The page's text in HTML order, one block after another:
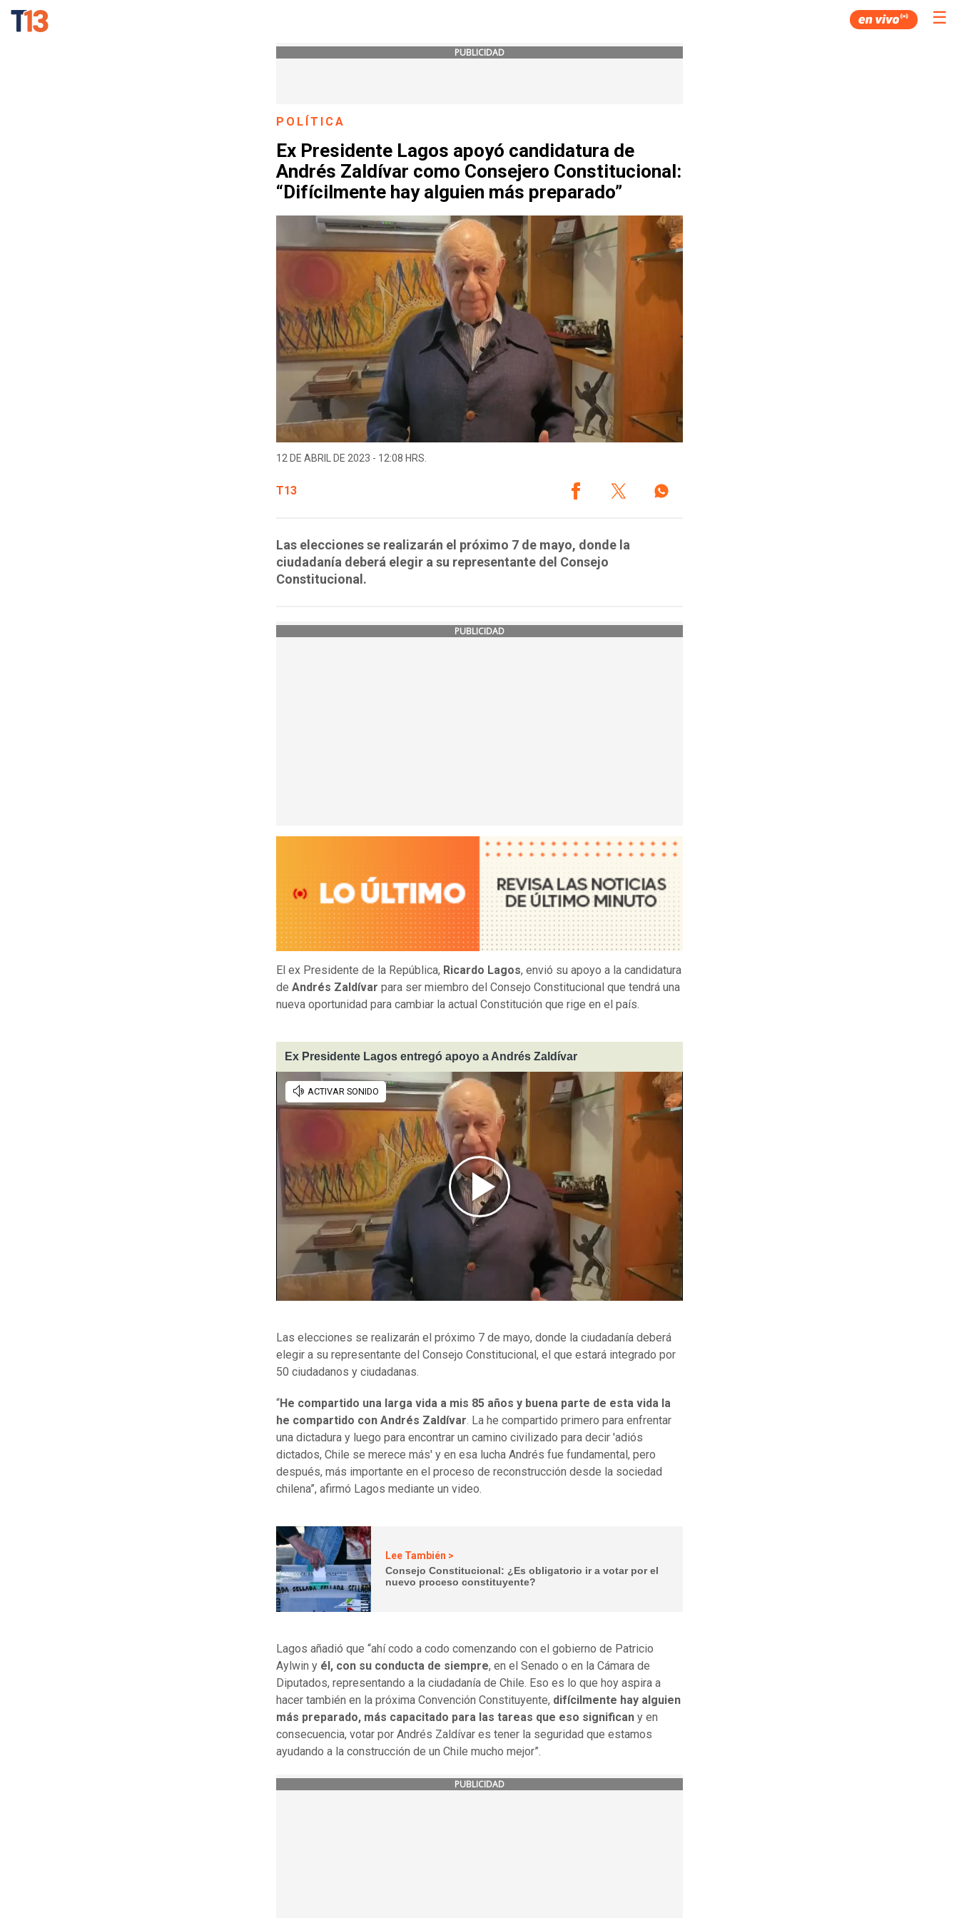
☰
PUBLICIDAD
POLÍTICA
Ex Presidente Lagos apoyó candidatura de
Andrés Zaldívar como Consejero Constitucional:
“Difícilmente hay alguien más preparado”
12 DE ABRIL DE 2023 - 12:08 HRS.
T13
Las elecciones se realizarán el próximo 7 de mayo, donde la
ciudadanía deberá elegir a su representante del Consejo
Constitucional.
PUBLICIDAD
El ex Presidente de la República, Ricardo Lagos, envió su apoyo a la candidatura
de Andrés Zaldívar para ser miembro del Consejo Constitucional que tendrá una
nueva oportunidad para cambiar la actual Constitución que rige en el país.
Ex Presidente Lagos entregó apoyo a Andrés Zaldívar
Las elecciones se realizarán el próximo 7 de mayo, donde la ciudadanía deberá
elegir a su representante del Consejo Constitucional, el que estará integrado por
50 ciudadanos y ciudadanas.
“He compartido una larga vida a mis 85 años y buena parte de esta vida la
he compartido con Andrés Zaldívar . La he compartido primero para enfrentar
una dictadura y luego para encontrar un camino civilizado para decir 'adiós
dictados, Chile se merece más' y en esa lucha Andrés fue fundamental, pero
después, más importante en el proceso de reconstrucción desde la sociedad
chilena”, afirmó Lagos mediante un video.
Lee También >
Consejo Constitucional: ¿Es obligatorio ir a votar por el
nuevo proceso constituyente?
Lagos añadió que “ahí codo a codo comenzando con el gobierno de Patricio
Aylwin y él, con su conducta de siempre, en el Senado o en la Cámara de
Diputados, representando a la ciudadanía de Chile. Eso es lo que hoy aspira a
hacer también en la próxima Convención Constituyente, difícilmente hay alguien
más preparado, más capacitado para las tareas que eso significan y en
consecuencia, votar por Andrés Zaldívar es tener la seguridad que estamos
ayudando a la construcción de un Chile mucho mejor”.
PUBLICIDAD